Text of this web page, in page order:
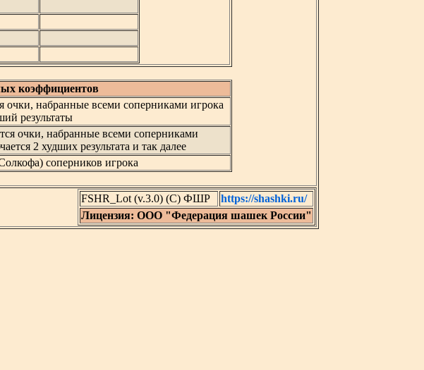
коэффициентов
набранные всеми соперниками игрока
результаты
очки, набранные всеми соперниками
2 худших результата и так далее
соперников игрока
FSHR_Lot (v.3.0) (C) ФШР
https://shashki.ru/
Лицензия: ООО "Федерация шашек России"